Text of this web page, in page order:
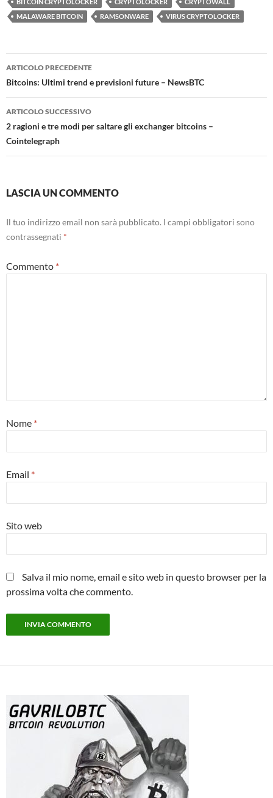
MALAWARE BITCOIN
RAMSONWARE VIRUS CRYPTOLOCKER
Navigazione
articolo
ARTICOLO PRECEDENTE
Bitcoins: Ultimi trend e previsioni future – NewsBTC
ARTICOLO SUCCESSIVO
2 ragioni e tre modi per saltare gli exchanger bitcoins –
Cointelegraph
LASCIA UN COMMENTO
Il tuo indirizzo email non sarà pubblicato. I campi obbligatori sono
contrassegnati *
Commento *
Nome *
Email *
Sito web
Salva il mio nome, email e sito web in questo browser per la
prossima volta che commento.